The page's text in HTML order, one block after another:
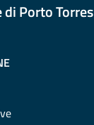
di Porto Torres